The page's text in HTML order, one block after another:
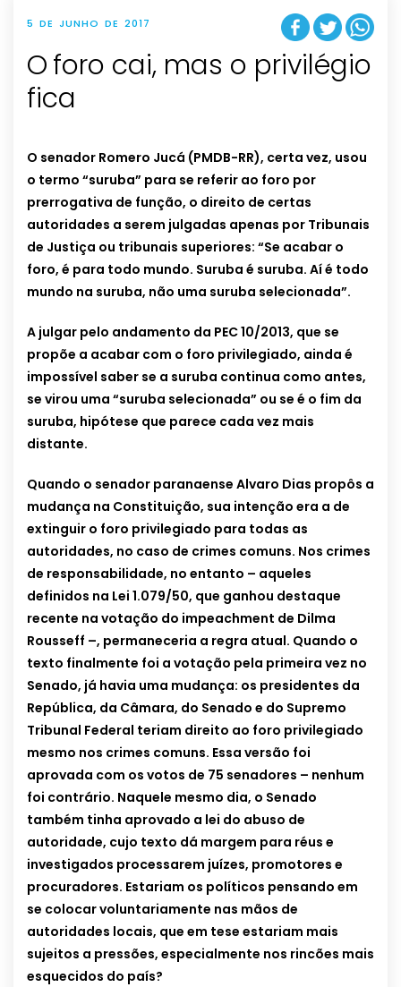
5 DE JUNHO DE 2017
O foro cai, mas o privilégio
fica
O senador Romero Jucá (PMDB-RR), certa vez, usou
o termo “suruba” para se referir ao foro por
prerrogativa de função, o direito de certas
autoridades a serem julgadas apenas por Tribunais
de Justiça ou tribunais superiores: “Se acabar o
foro, é para todo mundo. Suruba é suruba. Aí é todo
mundo na suruba, não uma suruba selecionada”.
A julgar pelo andamento da PEC 10/2013, que se
propõe a acabar com o foro privilegiado, ainda é
impossível saber se a suruba continua como antes,
se virou uma “suruba selecionada” ou se é o fim da
suruba, hipótese que parece cada vez mais
distante.
Quando o senador paranaense Alvaro Dias propôs a
mudança na Constituição, sua intenção era a de
extinguir o foro privilegiado para todas as
autoridades, no caso de crimes comuns. Nos crimes
de responsabilidade, no entanto – aqueles
definidos na Lei 1.079/50, que ganhou destaque
recente na votação do impeachment de Dilma
Rousseff –, permaneceria a regra atual. Quando o
texto finalmente foi a votação pela primeira vez no
Senado, já havia uma mudança: os presidentes da
República, da Câmara, do Senado e do Supremo
Tribunal Federal teriam direito ao foro privilegiado
mesmo nos crimes comuns. Essa versão foi
aprovada com os votos de 75 senadores – nenhum
foi contrário. Naquele mesmo dia, o Senado
também tinha aprovado a lei do abuso de
autoridade, cujo texto dá margem para réus e
investigados processarem juízes, promotores e
procuradores. Estariam os políticos pensando em
se colocar voluntariamente nas mãos de
autoridades locais, que em tese estariam mais
sujeitos a pressões, especialmente nos rincões mais
esquecidos do país?